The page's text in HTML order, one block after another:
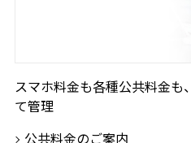
スマホ料金も各種公共料金も
て管理
公共料金のご案内